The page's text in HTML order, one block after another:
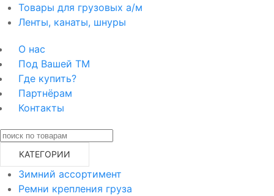
Товары для грузовых а/м
Ленты, канаты, шнуры
О нас
Под Вашей ТМ
Где купить?
Партнёрам
Контакты
КАТЕГОРИИ
Зимний ассортимент
Ремни крепления груза